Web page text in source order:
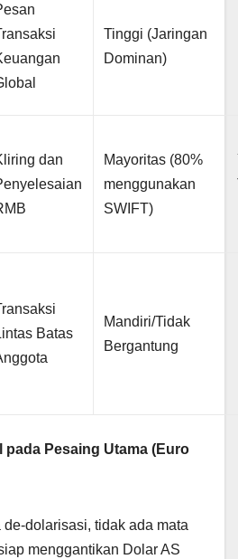
Tinggi (Jaringan
Dominan)
dan
Mayoritas (80%
menggunakan
SWIFT)
Batas
Mandiri/Tidak
Bergantung
pada Pesaing Utama (Euro
dolarisasi, tidak ada mata
menggantikan Dolar AS